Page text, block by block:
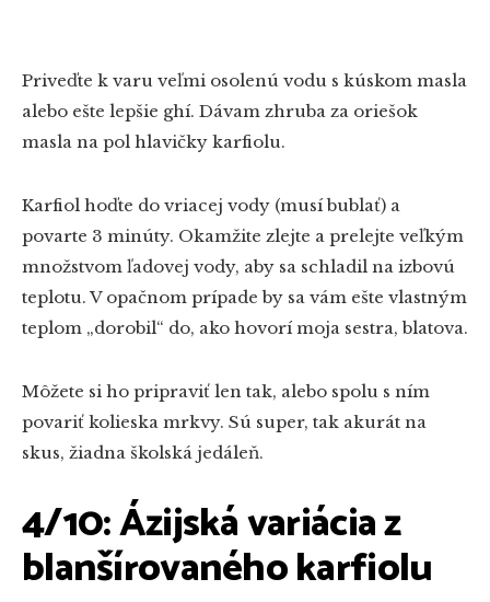
Priveďte k varu veľmi osolenú vodu s kúskom masla
alebo ešte lepšie ghí. Dávam zhruba za oriešok
masla na pol hlavičky karfiolu.
Karfiol hoďte do vriacej vody (musí bublať) a
povarte 3 minúty. Okamžite zlejte a prelejte veľkým
množstvom ľadovej vody, aby sa schladil na izbovú
teplotu. V opačnom prípade by sa vám ešte vlastným
teplom „dorobil“ do, ako hovorí moja sestra, blatova.
Môžete si ho pripraviť len tak, alebo spolu s ním
povariť kolieska mrkvy. Sú super, tak akurát na
skus, žiadna školská jedáleň.
4/10: Ázijská variácia z
blanšírovaného karfiolu